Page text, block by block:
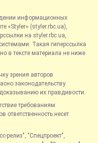
информационных
«Styler» (styler.rbc.ua),
на styler.rbc.ua,
Такая гиперссылка
в тексте материала не ниже
зрения авторов
законодательству
их правдивости.
требованиям
ответственность несет
релиз", "Спецпроект",